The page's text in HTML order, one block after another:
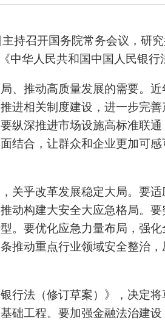
持召开国务院常务会议，研
中华人民共和国中国人民银行
、推动高质量发展的需要。
进相关制度建设，进一步完
纵深推进市场设施高标准联
结合，让群众和企业更加可
关乎改革发展稳定大局。要
动构建大安全大应急格局。
。要优化应急力量布局，强
推动重点行业领域安全整治
行法（修订草案）》，决定
础工程。要加强金融法治建